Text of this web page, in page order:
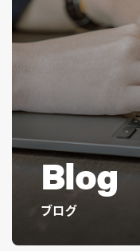
Blog
ブログ